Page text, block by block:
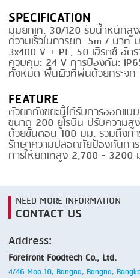
SKINNING
SLICING
SMOKING
STEAMING
TRAY DENESTER
TRAY FORMING
TUMBLING
VACUUM STUFFING
WASHING
SPECIFICATION
มุมยกเท: 30/120 รับน้ำหนักสู
ความเร็วในการยก: 5m / นาที
3x400 V + PE, 50 เฮิรตซ์ อัต
ควบคุม: 24 V การป้องกัน:
ทั้งหมด พื้นผิวที่พ่นด้วยกระจก
FEATURE
ตัวยกถังขยะนี้ได้รับการออกแบ
ขนาด 200 ยูโรบิน ปรับความสู
ด้วยขั้นตอน 100 มม. รวมถึงก
รักษาความปลอดภัยป้องกันกา
การให้ยกเทสูง 2,700 - 3200
NEED MORE INFORMATION
CONTACT US
Address:
Forefront Foodtech Co., Ltd.
4/46 Moo 10, Bangna, Bangna,